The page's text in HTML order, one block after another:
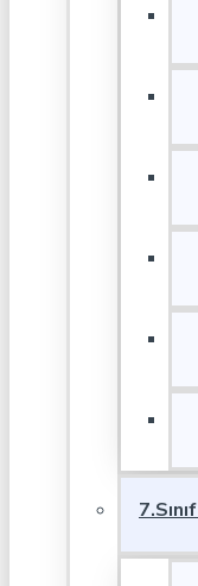
7.Sınıf